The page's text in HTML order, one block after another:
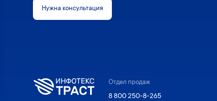
Нужна консультация
Отдел продаж
8 800 250-8-265